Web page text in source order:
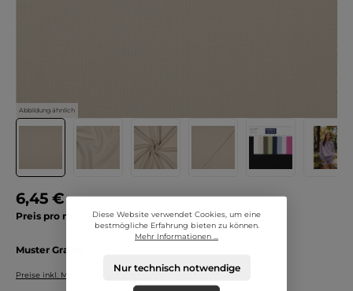
Abbildung ähnlich
6,45 €
Preis pro m: 12,90 € / Meter
Muster Gratis!
Preise inkl. MwSt. zzgl. Versandkosten
Diese Website verwendet Cookies, um eine
bestmögliche Erfahrung bieten zu können.
Mehr Informationen ...
Nur technisch notwendige